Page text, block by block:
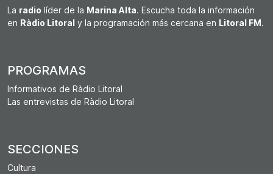
La radio líder de la Marina Alta. Escucha toda la información
en Ràdio Litoral y la programación más cercana en Litoral FM.
PROGRAMAS
Informativos de Ràdio Litoral
Las entrevistas de Ràdio Litoral
SECCIONES
Cultura